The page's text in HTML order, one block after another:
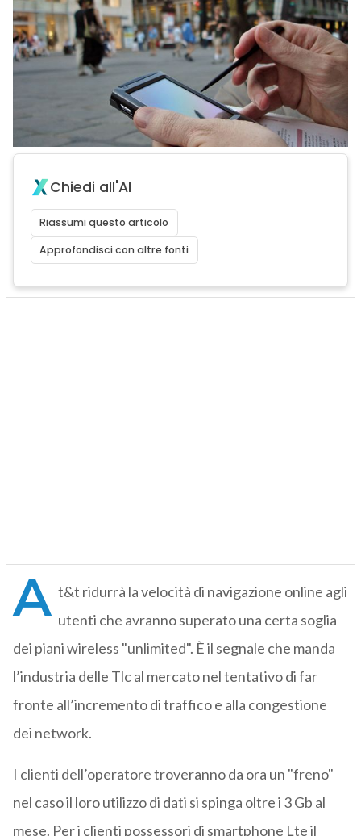
Chiedi all'AI
Riassumi questo articolo
Approfondisci con altre fonti
A t&t ridurrà la velocità di navigazione online agli
utenti che avranno superato una certa soglia
dei piani wireless "unlimited". È il segnale che manda
l’industria delle Tlc al mercato nel tentativo di far
fronte all’incremento di traffico e alla congestione
dei network.
I clienti dell’operatore troveranno da ora un "freno"
nel caso il loro utilizzo di dati si spinga oltre i 3 Gb al
mese. Per i clienti possessori di smartphone Lte il